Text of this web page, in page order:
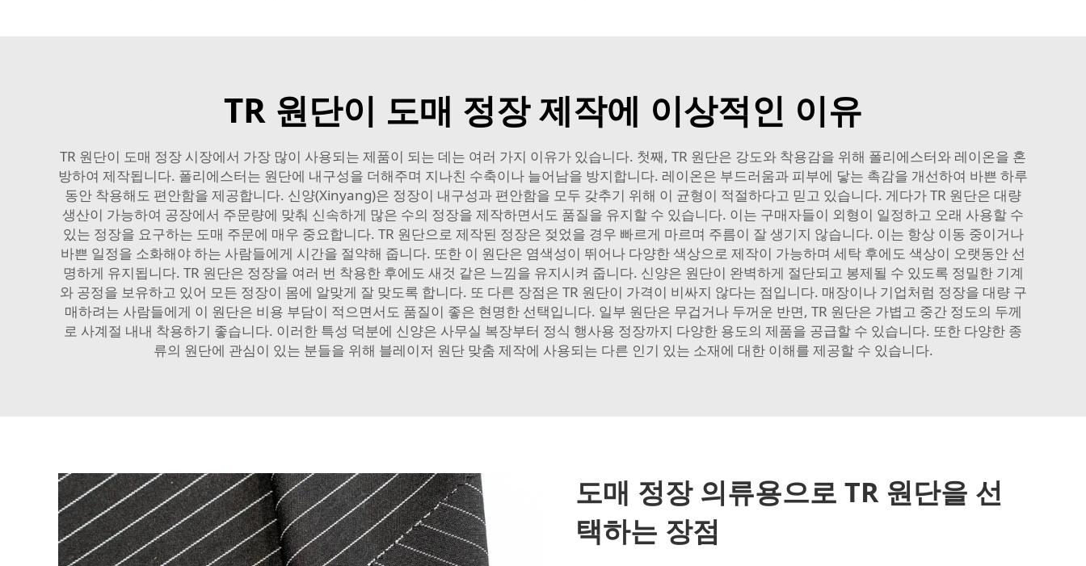
TR 원단이 도매 정장 제작에 이상적인 이유
TR 원단이 도매 정장 시장에서 가장 많이 사용되는 제품이 되는 데는 여러 가지 이유가 있습니다. 첫째, TR 원단은 강도와 착용감을 위해 폴리에스터와 레이온을 혼
방하여 제작됩니다. 폴리에스터는 원단에 내구성을 더해주며 지나친 수축이나 늘어남을 방지합니다. 레이온은 부드러움과 피부에 닿는 촉감을 개선하여 바쁜 하루
동안 착용해도 편안함을 제공합니다. 신양(Xinyang)은 정장이 내구성과 편안함을 모두 갖추기 위해 이 균형이 적절하다고 믿고 있습니다. 게다가 TR 원단은 대량
생산이 가능하여 공장에서 주문량에 맞춰 신속하게 많은 수의 정장을 제작하면서도 품질을 유지할 수 있습니다. 이는 구매자들이 외형이 일정하고 오래 사용할 수
있는 정장을 요구하는 도매 주문에 매우 중요합니다. TR 원단으로 제작된 정장은 젖었을 경우 빠르게 마르며 주름이 잘 생기지 않습니다. 이는 항상 이동 중이거나
바쁜 일정을 소화해야 하는 사람들에게 시간을 절약해 줍니다. 또한 이 원단은 염색성이 뛰어나 다양한 색상으로 제작이 가능하며 세탁 후에도 색상이 오랫동안 선
명하게 유지됩니다. TR 원단은 정장을 여러 번 착용한 후에도 새것 같은 느낌을 유지시켜 줍니다. 신양은 원단이 완벽하게 절단되고 봉제될 수 있도록 정밀한 기계
와 공정을 보유하고 있어 모든 정장이 몸에 알맞게 잘 맞도록 합니다. 또 다른 장점은 TR 원단이 가격이 비싸지 않다는 점입니다. 매장이나 기업처럼 정장을 대량 구
매하려는 사람들에게 이 원단은 비용 부담이 적으면서도 품질이 좋은 현명한 선택입니다. 일부 원단은 무겁거나 두꺼운 반면, TR 원단은 가볍고 중간 정도의 두께
로 사계절 내내 착용하기 좋습니다. 이러한 특성 덕분에 신양은 사무실 복장부터 정식 행사용 정장까지 다양한 용도의 제품을 공급할 수 있습니다. 또한 다양한 종
류의 원단에 관심이 있는 분들을 위해 블레이저 원단 맞춤 제작에 사용되는 다른 인기 있는 소재에 대한 이해를 제공할 수 있습니다.
도매 정장 의류용으로 TR 원단을 선
택하는 장점